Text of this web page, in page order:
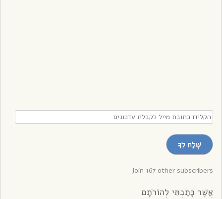
הקלידו
כתובת
מייל
לקבלת
עדכונים
שְׁלַח לְךָ
Join 167 other subscribers
אֲשֶׁר כָּתַבְתִּי לְהוֹרֹתָם